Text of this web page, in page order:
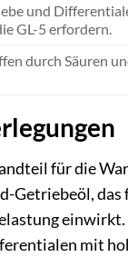
und
GL-5 erfordern.
durch Säuren
für die
Getriebeöl,
mit